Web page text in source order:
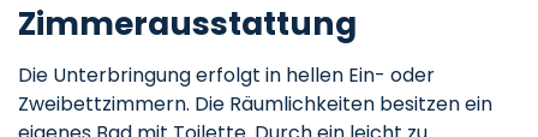
Zimmerausstattung
Die Unterbringung erfolgt in hellen Ein- oder
Zweibettzimmern. Die Räumlichkeiten besitzen ein